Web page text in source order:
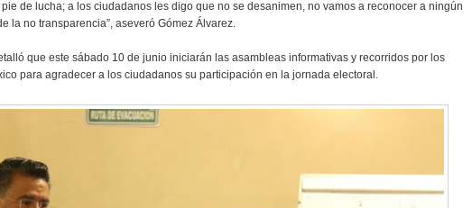
de lucha; a los ciudadanos les digo que no se desanimen, no vamos a reconocer a ningún
la no transparencia”, aseveró Gómez Álvarez.
que este sábado 10 de junio iniciarán las asambleas informativas y recorridos por los
para agradecer a los ciudadanos su participación en la jornada electoral.